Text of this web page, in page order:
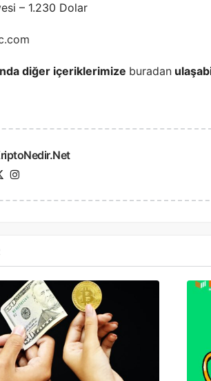
– 1.230 Dolar
diğer içeriklerimize buradan